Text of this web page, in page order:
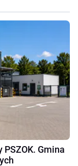
Gmina